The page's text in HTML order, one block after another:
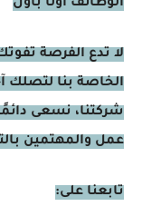
الوظائف أولًا بأول
لا تدع الفرصة
الخاصة بنا لتصلك
شركتنا، نسعى
عمل والمهتمين
تابعنا على: